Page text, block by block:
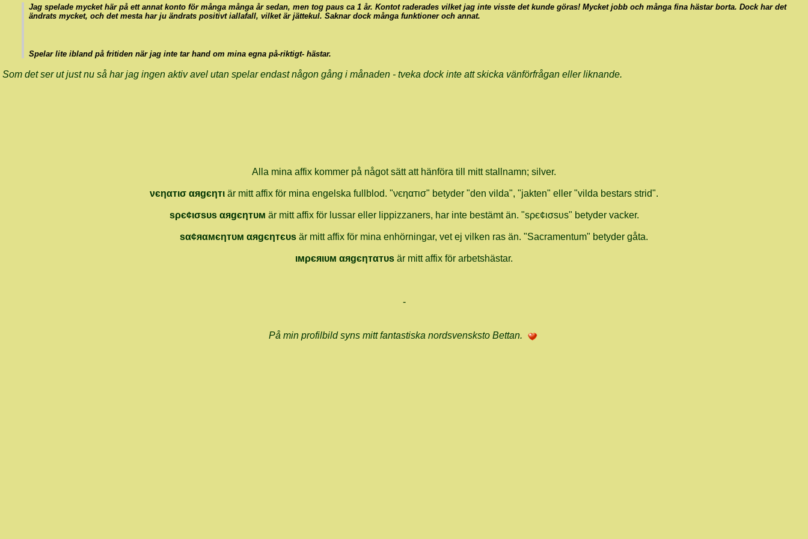
Jag spelade mycket här på ett annat konto för många många år sedan, men tog paus ca 1 år. Kontot raderades vilket jag inte visste det kunde göras! Mycket jobb och många fina hästar borta. Dock har det
ändrats mycket, och det mesta har ju ändrats positivt iallafall, vilket är jättekul. Saknar dock många funktioner och annat.
Spelar lite ibland på fritiden när jag inte tar hand om mina egna på-riktigt- hästar.
Som det ser ut just nu så har jag ingen aktiv avel utan spelar endast någon gång i månaden - tveka dock inte att skicka vänförfrågan eller liknande.
Alla mina affix kommer på något sätt att hänföra till mitt stallnamn; silver.
νєηαᴛισ αяgєηᴛι är mitt affix för mina engelska fullblod. "νєηαᴛισ" betyder "den vilda", "jakten" eller "vilda bestars strid".
ѕρє¢ισѕυѕ αяgєηтυм är mitt affix för lussar eller lippizzaners, har inte bestämt än. "ѕρє¢ισѕυѕ" betyder vacker.
ѕα¢яαмєηᴛυм αяgєηᴛєυѕär mitt affix för mina enhörningar, vet ej vilken ras än. "Sacramentum" betyder gåta.
ιмρєяιυм αяgєηᴛαᴛυѕ är mitt affix för arbetshästar.
-
På min profilbild syns mitt fantastiska nordsvensksto Bettan.